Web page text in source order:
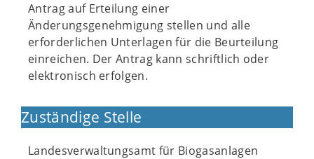
Antrag auf Erteilung einer
Änderungsgenehmigung stellen und alle
erforderlichen Unterlagen für die Beurteilung
einreichen. Der Antrag kann schriftlich oder
elektronisch erfolgen.
Zuständige Stelle
Landesverwaltungsamt für Biogasanlagen